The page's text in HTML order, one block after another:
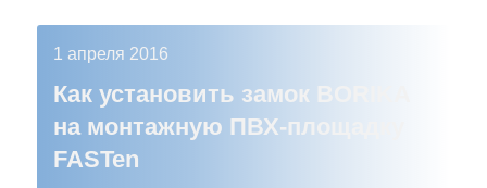
1 апреля 2016
Как установить замок BORIKA
на монтажную ПВХ-площадку
FASTen